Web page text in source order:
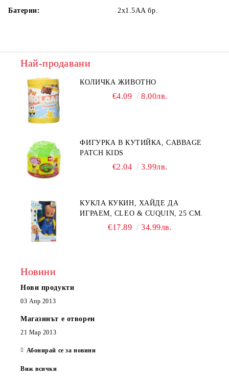
Батерии: 2x1.5AAбр.
Най-продавани
КОЛИЧКА ЖИВОТНО
€4.09 8.00лв.
ФИГУРКА В КУТИЙКА, CABBAGE
PATCH KIDS
€2.04 3.99лв.
КУКЛА КУКИН, ХАЙДЕ ДА
ИГРАЕМ, CLEO & CUQUIN, 25 СМ.
€17.89 34.99лв.
Новини
Нови продукти
03 Апр 2013
Магазинът е отворен
21 Мар 2013
Абонирай се за новини
Виж всички